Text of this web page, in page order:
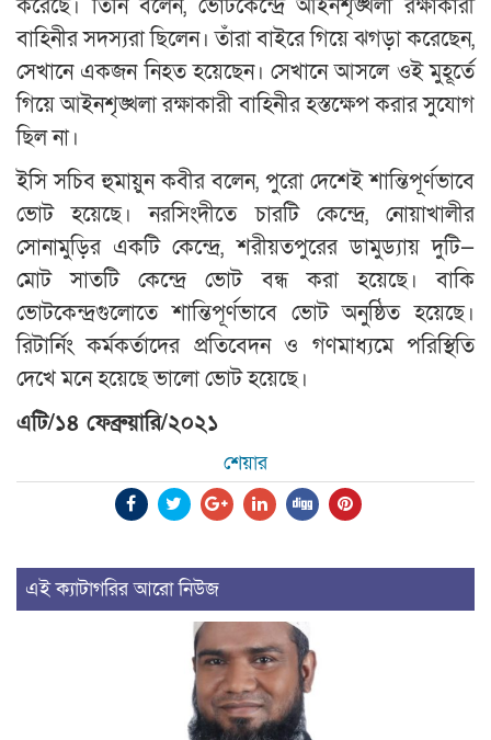
করেছে। তিনি বলেন, ভোটকেন্দ্রে আইনশৃঙ্খলা রক্ষাকারী
বাহিনীর সদস্যরা ছিলেন। তাঁরা বাইরে গিয়ে ঝগড়া করেছেন,
সেখানে একজন নিহত হয়েছেন। সেখানে আসলে ওই মুহূর্তে
গিয়ে আইনশৃঙ্খলা রক্ষাকারী বাহিনীর হস্তক্ষেপ করার সুযোগ
ছিল না।
ইসি সচিব হুমায়ুন কবীর বলেন, পুরো দেশেই শান্তিপূর্ণভাবে
ভোট হয়েছে। নরসিংদীতে চারটি কেন্দ্রে, নোয়াখালীর
সোনামুড়ির একটি কেন্দ্রে, শরীয়তপুরের ডামুড্যায় দুটি—
মোট সাতটি কেন্দ্রে ভোট বন্ধ করা হয়েছে। বাকি
ভোটকেন্দ্রগুলোতে শান্তিপূর্ণভাবে ভোট অনুষ্ঠিত হয়েছে।
রিটার্নিং কর্মকর্তাদের প্রতিবেদন ও গণমাধ্যমে পরিস্থিতি
দেখে মনে হয়েছে ভালো ভোট হয়েছে।
এটি/১৪ ফেব্রুয়ারি/২০২১
শেয়ার
এই ক্যাটাগরির আরো নিউজ